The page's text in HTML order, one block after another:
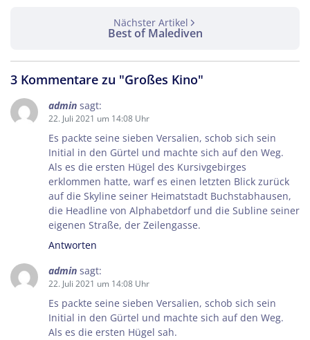
Facebook
Twitter
WhatsApp
Telegram
per E-Mail senden
Link kopieren
Nächster Artikel
Best of Malediven
3 Kommentare zu "Großes Kino"
admin sagt:
22. Juli 2021 um 14:08 Uhr
Es packte seine sieben Versalien, schob sich sein
Initial in den Gürtel und machte sich auf den Weg.
Als es die ersten Hügel des Kursivgebirges
erklommen hatte, warf es einen letzten Blick zurück
auf die Skyline seiner Heimatstadt Buchstabhausen,
die Headline von Alphabetdorf und die Subline seiner
eigenen Straße, der Zeilengasse.
Antworten
admin sagt:
22. Juli 2021 um 14:08 Uhr
Es packte seine sieben Versalien, schob sich sein
Initial in den Gürtel und machte sich auf den Weg.
Als es die ersten Hügel sah.